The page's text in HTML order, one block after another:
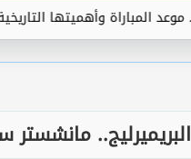
تحذير التاريخية